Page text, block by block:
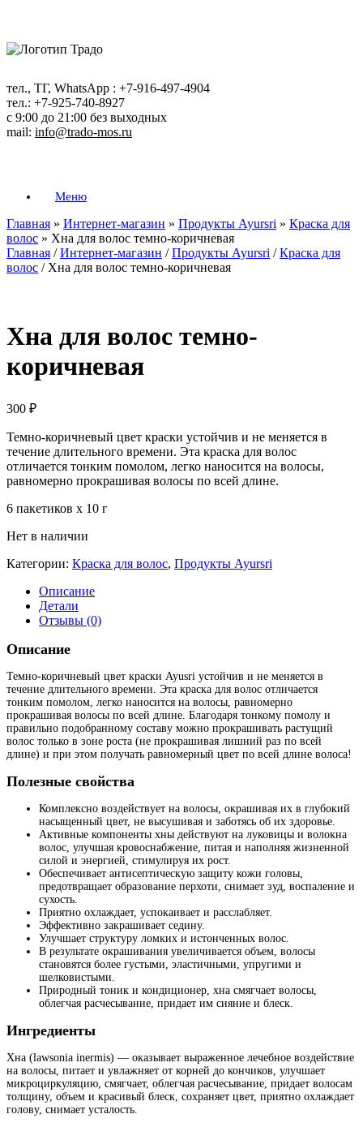
содержанию
тел., ТГ, WhatsApp : +7-916-497-4904
тел.: +7-925-740-8927
с 9:00 до 21:00 без выходных
mail: info@trado-mos.ru
Меню
Главная » Интернет-магазин » Продукты Ayursri » Краска для
волос » Хна для волос темно-коричневая
Главная /Интернет-магазин /Продукты Ayursri /Краска для
волос / Хна для волос темно-коричневая
Хна для волос темно-
коричневая
300 ₽
Темно-коричневый цвет краски устойчив и не меняется в
течение длительного времени. Эта краска для волос
отличается тонким помолом, легко наносится на волосы,
равномерно прокрашивая волосы по всей длине.
6 пакетиков х 10 г
Нет в наличии
Категории: Краска для волос, Продукты Ayursri
Описание
Детали
Отзывы (0)
Описание
Темно-коричневый цвет краски Ayusri устойчив и не меняется в
течение длительного времени. Эта краска для волос отличается
тонким помолом, легко наносится на волосы, равномерно
прокрашивая волосы по всей длине. Благодаря тонкому помолу и
правильно подобранному составу можно прокрашивать растущий
волос только в зоне роста (не прокрашивая лишний раз по всей
длине) и при этом получать равномерный цвет по всей длине волоса!
Полезные свойства
Комплексно воздействует на волосы, окрашивая их в глубокий
насыщенный цвет, не высушивая и заботясь об их здоровье.
Активные компоненты хны действуют на луковицы и волокна
волос, улучшая кровоснабжение, питая и наполняя жизненной
силой и энергией, стимулируя их рост.
Обеспечивает антисептическую защиту кожи головы,
предотвращает образование перхоти, снимает зуд, воспаление и
сухость.
Приятно охлаждает, успокаивает и расслабляет.
Эффективно закрашивает седину.
Улучшает структуру ломких и истонченных волос.
В результате окрашивания увеличивается объем, волосы
становятся более густыми, эластичными, упругими и
шелковистыми.
Природный тоник и кондиционер, хна смягчает волосы,
облегчая расчесывание, придает им сияние и блеск.
Ингредиенты
Хна (lawsonia inermis) — оказывает выраженное лечебное воздействие
на волосы, питает и увлажняет от корней до кончиков, улучшает
микроциркуляцию, смягчает, облегчая расчесывание, придает волосам
толщину, объем и красивый блеск, сохраняет цвет, приятно охлаждает
голову, снимает усталость.